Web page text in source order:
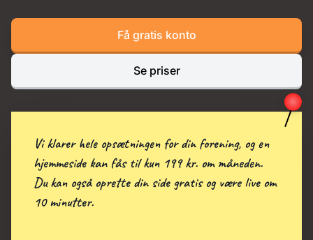
Få gratis konto
Se priser
Vi klarer hele opsætningen for din forening, og en
hjemmeside kan fås til kun 199 kr. om måneden.
Du kan også oprette din side gratis og være live om
10 minutter.